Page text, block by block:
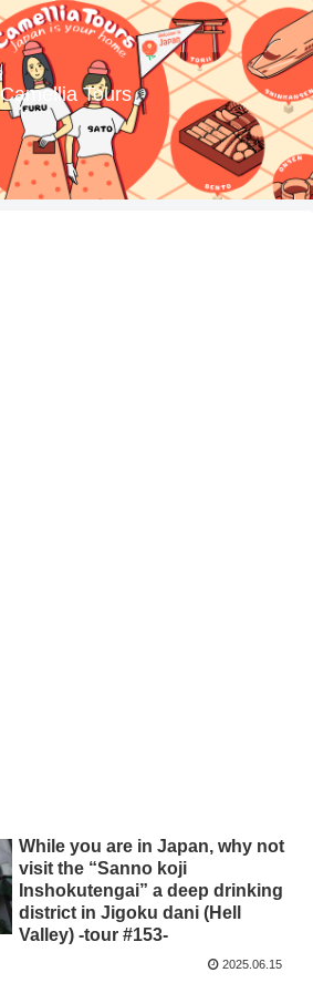
Camellia Tours
While you are in Japan, why not
visit the “Sanno koji
Inshokutengai” a deep drinking
district in Jigoku dani (Hell
Valley) -tour #153-
2025.06.15